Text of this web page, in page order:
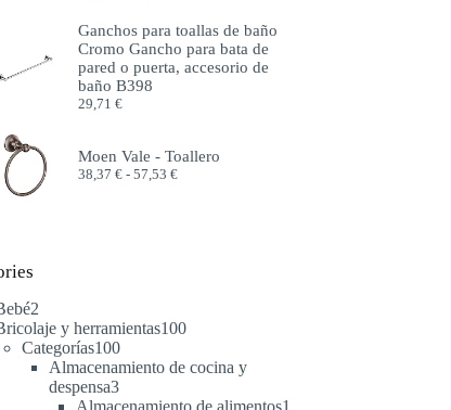
precios:
desde
51,99 €
hasta
Ganchos para toallas de baño
Cromo Gancho para bata de
pared o puerta, accesorio de
baño B398
29,71€
Moen Vale - Toallero
38,37€ - 57,53€Rango
2
productos
y herramientas100100
Categorías100100
productos
Almacenamiento de cocina y
despensa33
productos
Almacenamiento de alimentos1